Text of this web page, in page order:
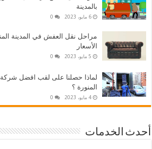
بالمدينة
6 مايو، 2023 0
مراحل نقل العفش في المدينة
الأسعار
5 مايو، 2023 0
لماذا حصلنا على لقب افضل
المنورة ؟
4 مايو، 2023 0
أحدث الخدمات